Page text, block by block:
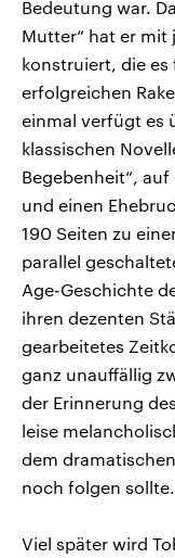
Bedeutung war.
Mutter“ hat er mit
konstruiert, die
erfolgreichen
einmal verfügt es
klassischen
Begebenheit“,
und einen
190 Seiten zu
parallel
Age-Geschichte
ihren dezenten
gearbeitetes
ganz unauffällig
der Erinnerung
leise
dem
noch folgen sollte.
Viel später wird